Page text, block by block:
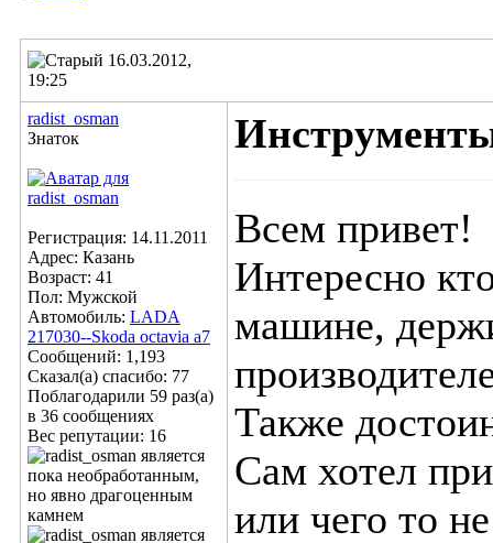
16.03.2012,
19:25
radist_osman
Знаток
Регистрация: 14.11.2011
Адрес: Казань
Возраст: 41
Пол: Мужской
Автомобиль: LADA
217030--Skoda octavia a7
Сообщений: 1,193
Сказал(а) спасибо: 77
Поблагодарили 59 раз(а)
в 36 сообщениях
Вес репутации: 16
Всем привет!
Интересно
машине,
Также
Сам хотел
или чего то